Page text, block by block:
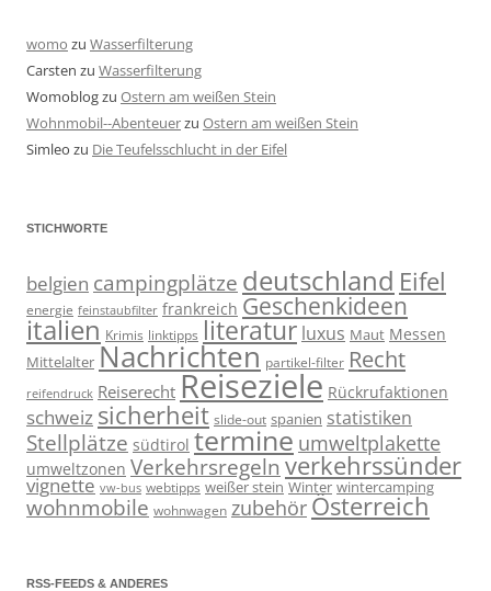
womo zu Wasserfilterung
Carsten zu Wasserfilterung
Womoblogzu Ostern am weißen Stein
Wohnmobil--Abenteuerzu Ostern am weißen Stein
Simleo zu Die Teufelsschlucht in der Eifel
STICHWORTE
belgien campingplätze deutschland Eifel
energie feinstaubfilter frankreich Geschenkideen
italien Krimis linktipps literatur luxus Maut Messen
Mittelalter Nachrichten partikel-filter Recht
reifendruck Reiserecht Reiseziele Rückrufaktionen
schweiz sicherheit slide-out spanien statistiken
Stellplätze südtirol termine umweltplakette
umweltzonen Verkehrsregeln verkehrssünder
vignette vw-bus webtipps weißer stein Winter wintercamping
wohnmobile wohnwagen zubehör Österreich
RSS-FEEDS & ANDERES